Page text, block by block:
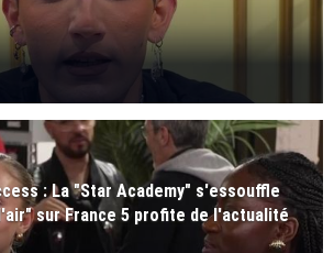
: La "Star Academy" s'essouffle
sur France 5 profite de l'actualité